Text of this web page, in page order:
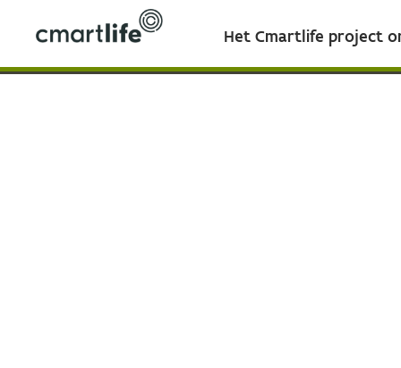
Het Cmartlife project